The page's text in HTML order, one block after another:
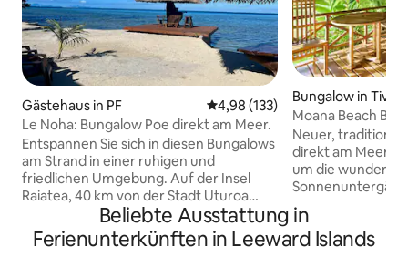
Gästehaus in PF Durchschnittliche Bewertung:
4,98 (133)
Le Noha: Bungalow Poe direkt am Meer.
Entspannen Sie sich in diesen Bungalows
am Strand in einer ruhigen und
friedlichen Umgebung. Auf der Insel
Raiatea, 40 km von der Stadt Uturoa
entfernt, inmitten der Natur in der
Gemeinde Opoa. Das Noha bietet Ihnen
zwei voll ausgestattete Bungalows,
Bungalow in Tiva
Moana Beach
Neuer,
direkt am Meer. Hervorragender Ort,
um die
Bora zu
gegenüber zum
Ort. Transfers: Kostenlos vom Kai von
Beliebte Ausstattung in
Ferienunterkünften in Leeward Islands